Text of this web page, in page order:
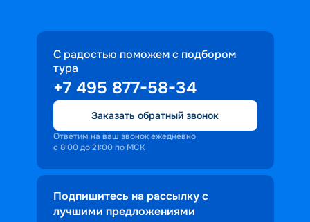
С радостью поможем с подбором
тура
+7 495 877-58-34
Заказать обратный звонок
Ответим на ваш звонок ежедневно
с 8:00 до 21:00 по МСК
Подпишитесь на рассылку с
лучшими предложениями